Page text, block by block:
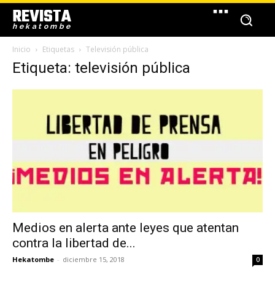
REVISTA
hekatombe
Inicio Etiquetas Televisión pública
Etiqueta: televisión pública
Medios en alerta ante leyes que atentan
contra la libertad de...
Hekatombe - diciembre 15, 2018 0